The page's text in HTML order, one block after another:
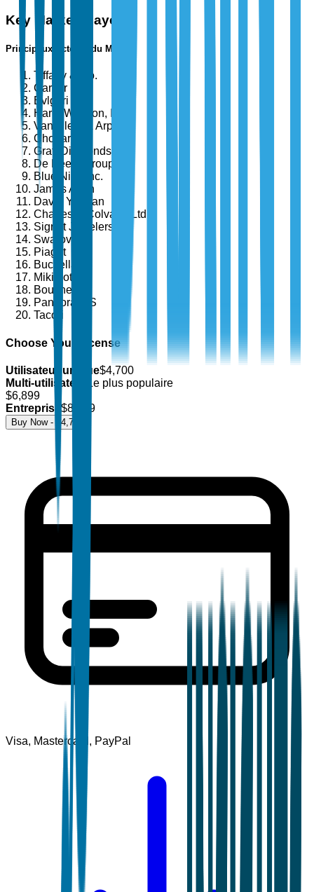
Key Market Players
Principaux Acteurs du Marché
Tiffany & Co.
Cartier
Bvlgari
Harry Winston, Inc.
Van Cleef & Arpels
Chopard
Graff Diamonds
De Beers Group
Blue Nile, Inc.
James Allen
David Yurman
Charles & Colvard, Ltd.
Signet Jewelers
Swarovski
Piaget
Buccellati
Mikimoto
Boucheron
Pandora A/S
Tacori
Choose Your License
Utilisateur unique$4,700
Multi-utilisateur
Le plus populaire
$6,899
Entreprise $8,499
Buy Now - $ 4,700
Visa, Mastercard, PayPal